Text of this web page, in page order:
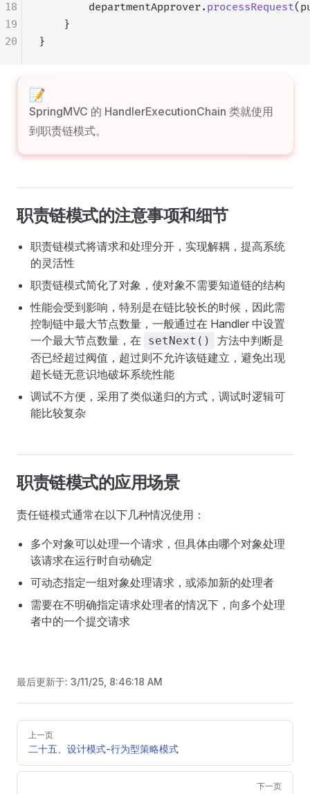
        departmentApprover.
processRequest
    }
}
18
19
20
SpringMVC 的 HandlerExecutionChain 类就使用
到职责链模式。
职责链模式的注意事项和细节
职责链模式将请求和处理分开，实现解耦，提高系统
的灵活性
职责链模式简化了对象，使对象不需要知道链的结构
性能会受到影响，特别是在链比较长的时候，因此需
控制链中最大节点数量，一般通过在 Handler 中设置
一个最大节点数量，在
setNext()
方法中判断是
否已经超过阀值，超过则不允许该链建立，避免出现
超长链无意识地破坏系统性能
调试不方便，采用了类似递归的方式，调试时逻辑可
能比较复杂
职责链模式的应用场景
责任链模式通常在以下几种情况使用：
多个对象可以处理一个请求，但具体由哪个对象处理
该请求在运行时自动确定
可动态指定一组对象处理请求，或添加新的处理者
需要在不明确指定请求处理者的情况下，向多个处理
者中的一个提交请求
最后更新于: 3/11/25, 8:46:18 AM
Pager上一页
二十五、设计模式-行为型策略模式
下一页